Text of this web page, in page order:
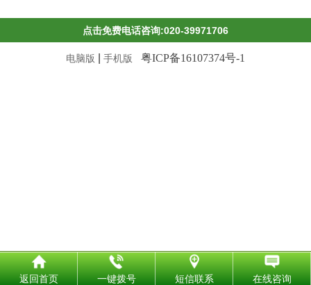
点击免费电话咨询:020-39971706
电脑版 手机版 粤ICP备16107374号-1
返回首页 一键拨号 短信联系 在线咨询